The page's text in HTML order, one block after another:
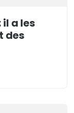
il a les
des